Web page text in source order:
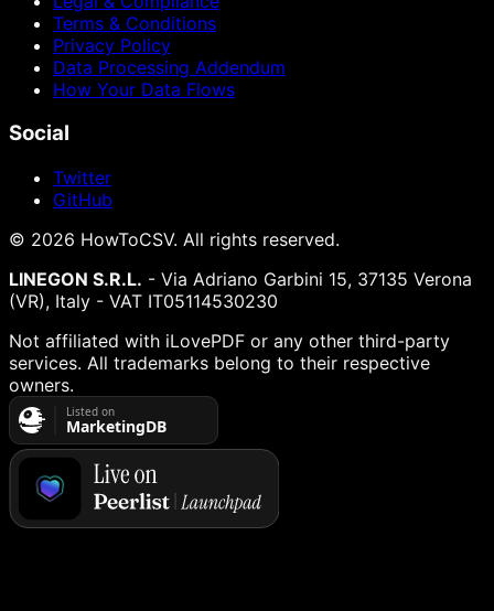
Terms & Conditions
Privacy Policy
Data Processing Addendum
How Your Data Flows
Social
Twitter
GitHub
© 2026 HowToCSV. All rights reserved.
LINEGON S.R.L. - Via Adriano Garbini 15, 37135 Verona
(VR), Italy - VAT IT05114530230
Not affiliated with iLovePDF or any other third-party
services. All trademarks belong to their respective
owners.